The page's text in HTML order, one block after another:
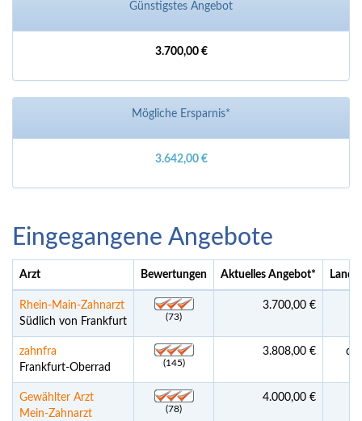
Günstigstes Angebot
3.700,00 €
Mögliche Ersparnis*
3.642,00 €
Eingegangene Angebote
Arzt Bewertungen Aktuelles Angebot* Land
Rhein-Main-Zahnarzt
Südlich von Frankfurt
(73)
3.700,00 €
zahnfra
Frankfurt-Oberrad
(145)
3.808,00 €
Gewählter Arzt
Mein-Zahnarzt
(78)
4.000,00 €